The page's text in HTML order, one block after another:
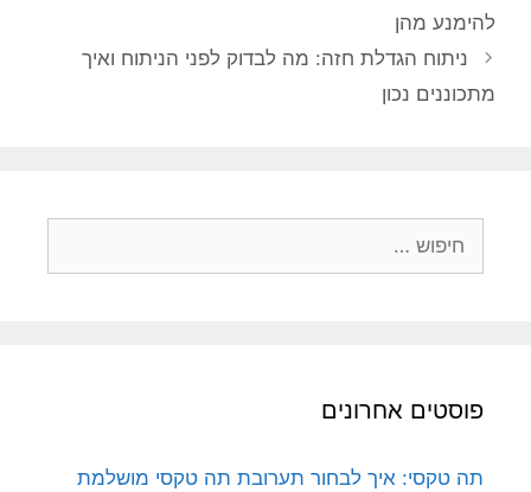
להימנע מהן
ניתוח הגדלת חזה: מה לבדוק לפני הניתוח ואיך
מתכוננים נכון
פוסטים אחרונים
תה טקסי: איך לבחור תערובת תה טקסי מושלמת